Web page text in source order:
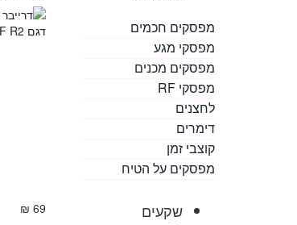
69 ₪
מפסקים חכמים
מפסקי מגע
מפסקים מכנים
מפסקי RF
לחצנים
דימרים
קוצבי זמן
מפסקים על הטיח
שקעים